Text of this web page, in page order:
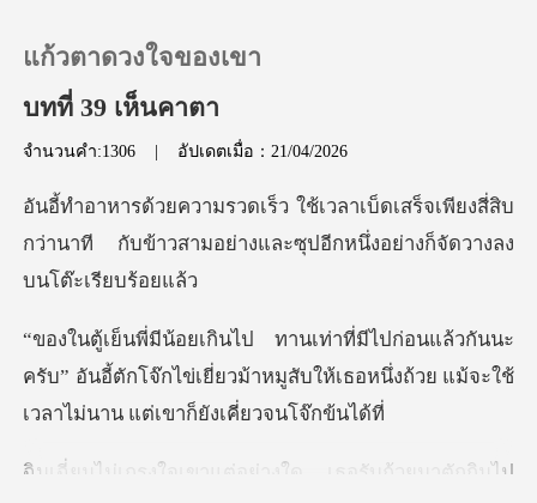
เติมเงิน
ออกจากระบบ
ดาวน์โหลดแอป
แก้วตาดวงใจของเขา
บทที่ 39 เห็นคาตา
จำนวนคำ:1306 | อัปเดตเมื่อ：21/04/2026
ร็จเพียงสี่สิบ
กว่านาที กับข้าวสามอย่างและซ
นนะ
ครับ” อันอี้ตักโจ๊กไข่เยี่ยวม้าหมูสับให้เธอหนึ่งถ้